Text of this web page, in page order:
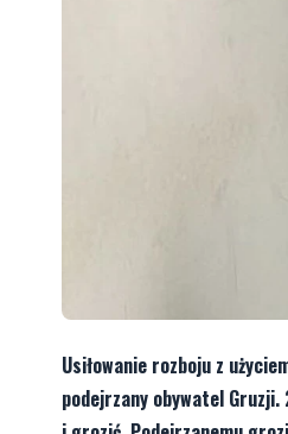
Usiłowanie rozboju z
podejrzany obywatel